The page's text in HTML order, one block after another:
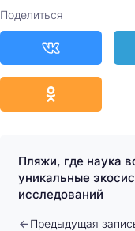
Поделиться
Пляжи, где наука
уникальные
исследований
Предыдущая